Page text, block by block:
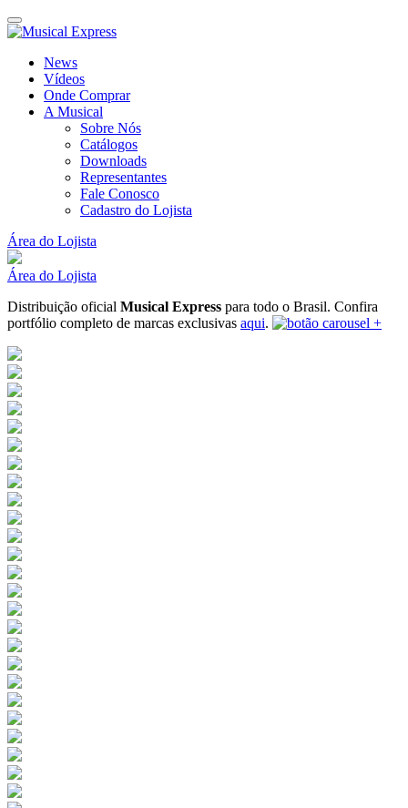
News
Vídeos
Onde Comprar
A Musical
Sobre Nós
Catálogos
Downloads
Representantes
Fale Conosco
Cadastro do Lojista
Área do Lojista
Área do Lojista
Distribuição oficial Musical Express para todo o Brasil. Confira
portfólio completo de marcas exclusivas aqui.